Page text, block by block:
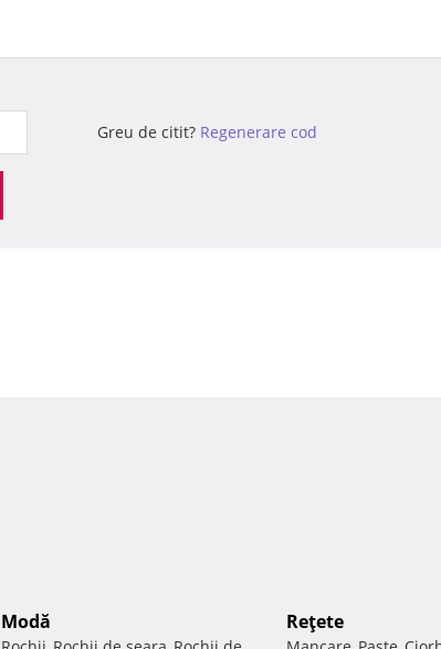
Greu de citit? Regenerare cod
Modă Reţete